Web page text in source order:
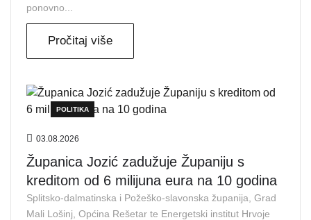
ponovno...
Pročitaj više
POLITIKA
03.08.2026
Županica Jozić zadužuje Županiju s
kreditom od 6 milijuna eura na 10 godina
Splitsko-dalmatinska i Požeško-slavonska županija, Grad
Mali Lošinj, Općina Rešetar te Energetski institut Hrvoje